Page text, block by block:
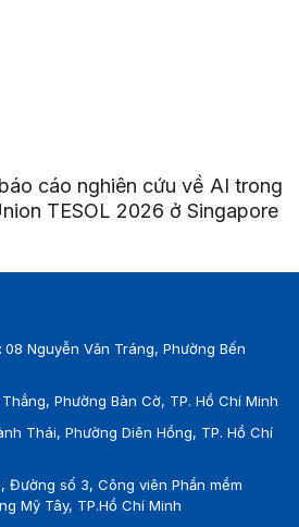
cáo nghiên cứu về AI trong
TESOL 2026 ở Singapore
08 Nguyễn Văn Tráng, Phường Bến
Phường Bàn Cờ, TP. Hồ Chí Minh
Thái, Phường Diên Hồng, TP. Hồ Chí
Đường số 3, Công viên Phần mềm
Mỹ Tây, TP.Hồ Chí Minh